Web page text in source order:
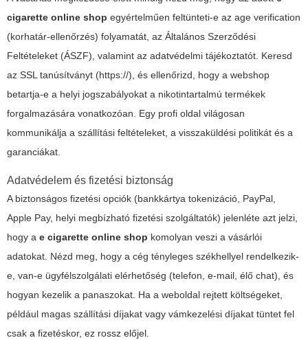
cigarette online shop egyértelműen feltünteti-e az age verification
(korhatár-ellenőrzés) folyamatát, az Általános Szerződési
Feltételeket (ÁSZF), valamint az adatvédelmi tájékoztatót. Keresd
az SSL tanúsítványt (https://), és ellenőrizd, hogy a webshop
betartja-e a helyi jogszabályokat a nikotintartalmú termékek
forgalmazására vonatkozóan. Egy profi oldal világosan
kommunikálja a szállítási feltételeket, a visszaküldési politikát és a
garanciákat.
Adatvédelem és fizetési biztonság
A biztonságos fizetési opciók (bankkártya tokenizáció, PayPal,
Apple Pay, helyi megbízható fizetési szolgáltatók) jelenléte azt jelzi,
hogy a e cigarette online shop komolyan veszi a vásárlói
adatokat. Nézd meg, hogy a cég tényleges székhellyel rendelkezik-
e, van-e ügyfélszolgálati elérhetőség (telefon, e-mail, élő chat), és
hogyan kezelik a panaszokat. Ha a weboldal rejtett költségeket,
például magas szállítási díjakat vagy vámkezelési díjakat tüntet fel
csak a fizetéskor, ez rossz előjel.